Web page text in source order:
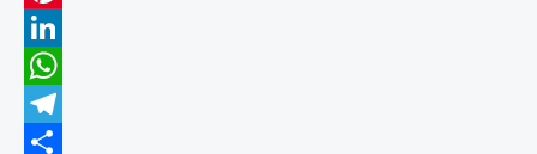
Pinterest
LinkedIn
WhatsApp
Telegram